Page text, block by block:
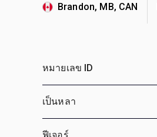
Brandon, MB, CAN
หมายเลข ID
เป็นหลา